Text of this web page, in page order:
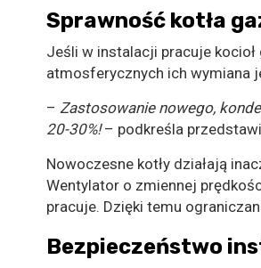
Sprawność kotła
Jeśli w instalacji pracuje
atmosferycznych ich wymiana
– Zastosowanie nowego,
20-30%!– podkreśla
Nowoczesne kotły działają
Wentylator o zmiennej
pracuje. Dzięki temu
Bezpieczeństwo